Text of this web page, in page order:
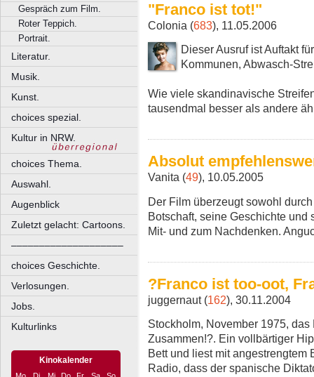
Gespräch zum Film.
Roter Teppich.
Portrait.
Literatur.
Musik.
Kunst.
choices spezial.
Kultur in NRW.
choices Thema.
Auswahl.
Augenblick
Zuletzt gelacht: Cartoons.
––––––––––––––––––––
choices Geschichte.
Verlosungen.
Jobs.
Kulturlinks
Kinokalender
"Franco ist tot!"
Colonia (683), 11.05.2006
Dieser Ausruf ist Auftakt
Kommunen, Abwasch-
Wie viele skandinavische
tausendmal besser als andere
Absolut
Vanita (49), 10.05.2005
Der Film überzeugt sowohl
Botschaft, seine Geschichte und
Mit- und zum Nachdenken.
?Franco ist too-oot,
juggernaut (162), 30.11.2004
Stockholm, November 1975,
Zusammen!?. Ein vollbärtiger
Bett und liest mit
Radio, dass der spanische